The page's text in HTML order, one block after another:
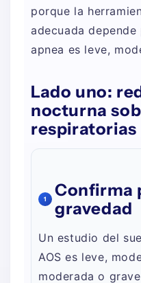
porque la
adecuada
apnea es leve,
Lado uno:
nocturna
respiratorias
1
Confirma
gravedad
Un estudio del
AOS es leve,
moderada o